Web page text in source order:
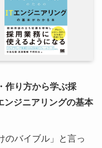
作り方から学ぶ採
ンジニアリングの基本
のバイブル」と言っ